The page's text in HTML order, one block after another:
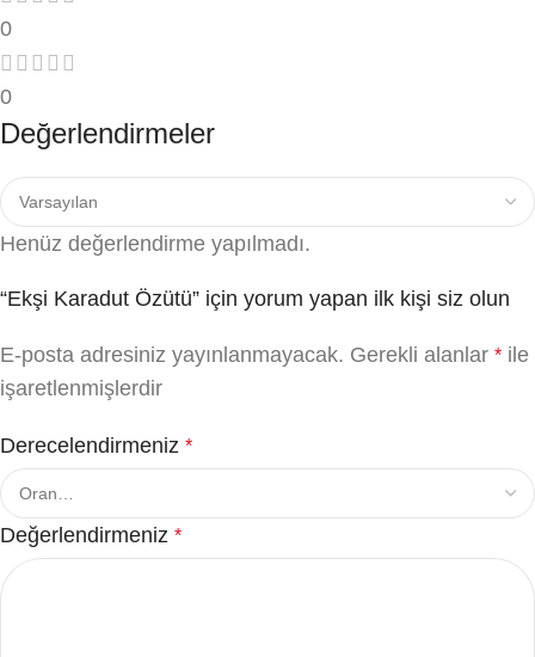
0
0
Değerlendirmeler
Henüz değerlendirme yapılmadı.
“Ekşi Karadut Özütü” için yorum yapan ilk kişi siz olun
E-posta adresiniz yayınlanmayacak. Gerekli alanlar * ile
işaretlenmişlerdir
Derecelendirmeniz *
Değerlendirmeniz *